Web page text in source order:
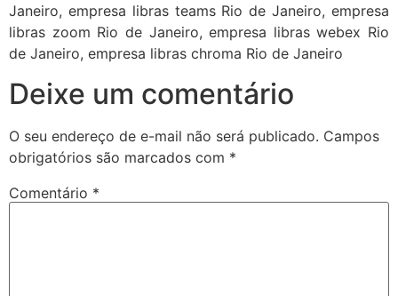
Janeiro, empresa libras teams Rio de Janeiro, empresa
libras zoom Rio de Janeiro, empresa libras webex Rio
de Janeiro, empresa libras chroma Rio de Janeiro
Deixe um comentário
O seu endereço de e-mail não será publicado. Campos
obrigatórios são marcados com *
Comentário *